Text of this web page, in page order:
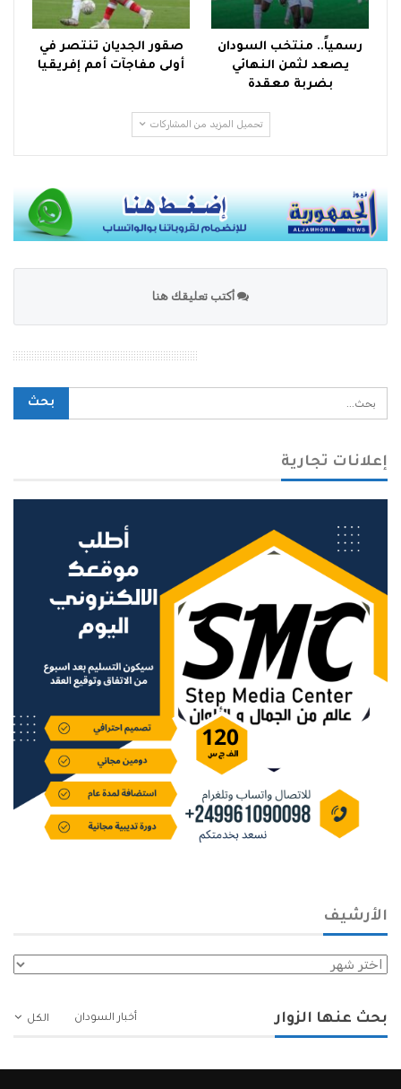
رسمياً.. منتخب السودان
يصعد لثمن النهائي
بضربة معقدة
صقور الجديان تنتصر في
أولى مفاجآت أمم إفريقيا
تحميل المزيد من المشاركات
أكتب تعليقك هنا
إعلانات تجارية
الأرشيف
الأرشيف
الكل بحث عنها الزوار أخبار السودان